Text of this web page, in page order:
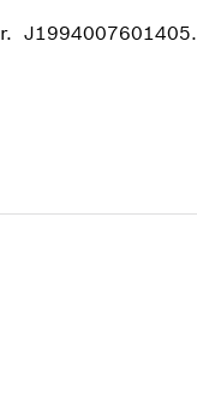
J1994007601405.